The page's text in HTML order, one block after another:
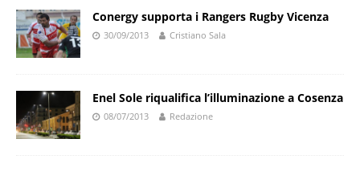
Conergy supporta i Rangers Rugby Vicenza
30/09/2013 Cristiano Sala
Enel Sole riqualifica l’illuminazione a Cosenza
08/07/2013 Redazione